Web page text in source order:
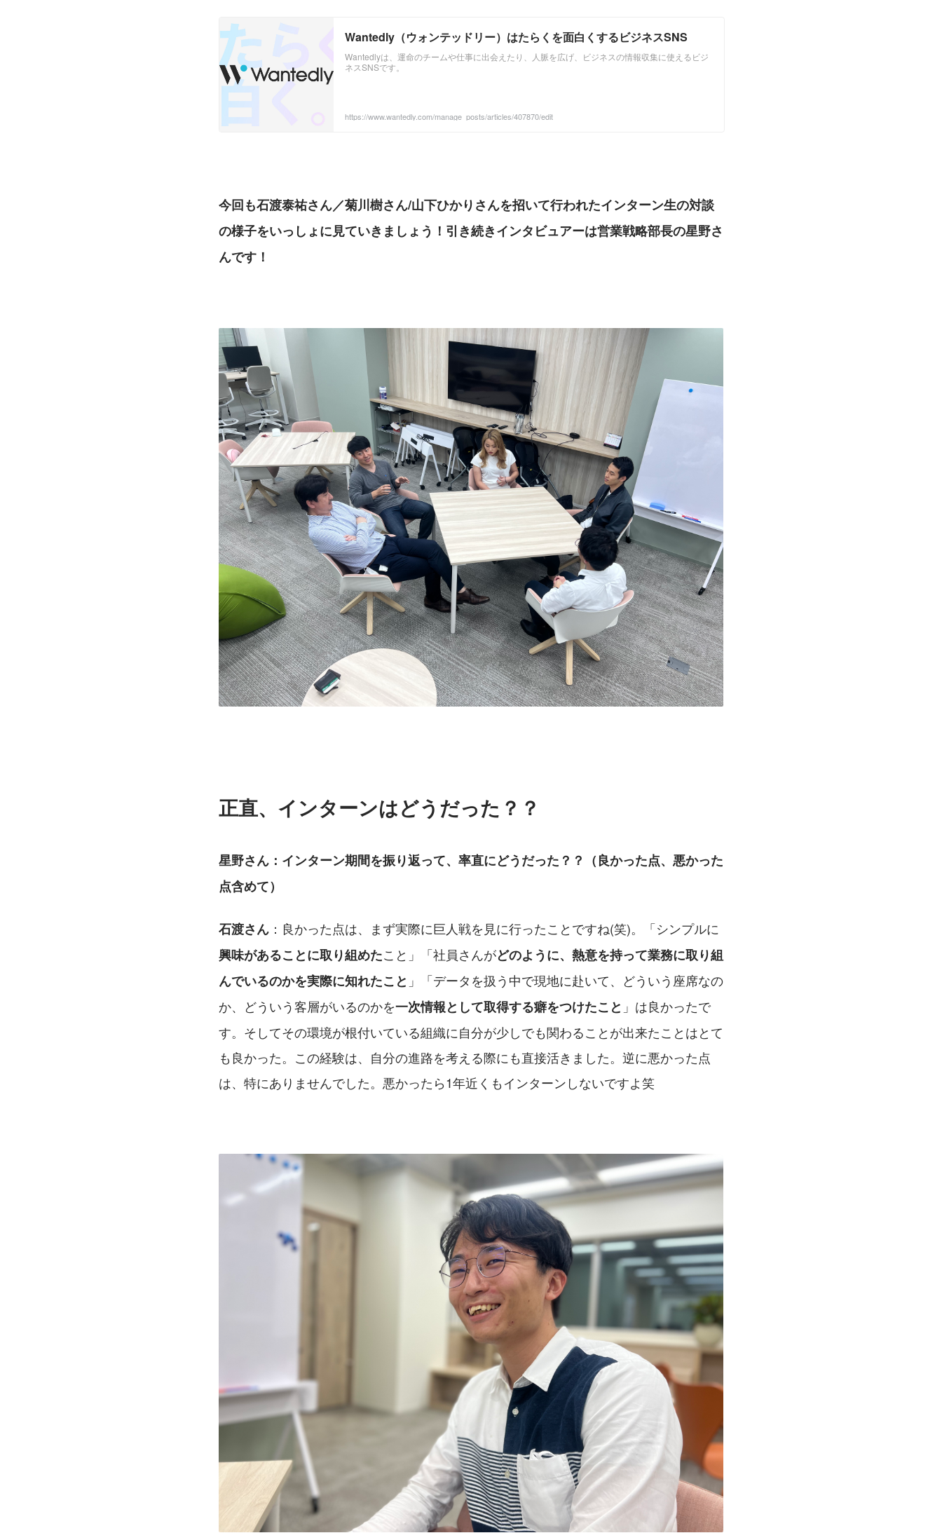
Wantedly（ウォンテッドリー）はたらくを面白くするビジネスSNS
Wantedlyは、運命のチームや仕事に出会えたり、人脈を広げ、ビジネスの情報収集に使えるビジ
ネスSNSです。
https://www.wantedly.com/manage_posts/articles/407870/edit
今回も石渡泰祐さん／菊川樹さん/山下ひかりさんを招いて行われたインターン生の対談
の様子をいっしょに見ていきましょう！引き続きインタビュアーは営業戦略部長の星野さ
んです！
正直、インターンはどうだった？？
星野さん：インターン期間を振り返って、率直にどうだった？？（良かった点、悪かった
点含めて）
石渡さん ：良かった点は、まず実際に巨人戦を見に行ったことですね(笑)。「シンプルに
興味があることに取り組めたこと」「社員さんがどのように、熱意を持って業務に取り組
んでいるのかを実際に知れたこと 」「データを扱う中で現地に赴いて、どういう座席なの
か、どういう客層がいるのかを一次情報として取得する癖をつけたこと 」は良かったで
す。そしてその環境が根付いている組織に自分が少しでも関わることが出来たことはとて
も良かった。この経験は、自分の進路を考える際にも直接活きました。逆に悪かった点
は、特にありませんでした。悪かったら1年近くもインターンしないですよ笑